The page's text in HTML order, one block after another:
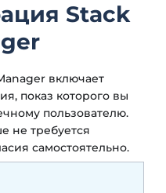
Stack
включает
показ которого вы
пользователю.
не требуется
самостоятельно.